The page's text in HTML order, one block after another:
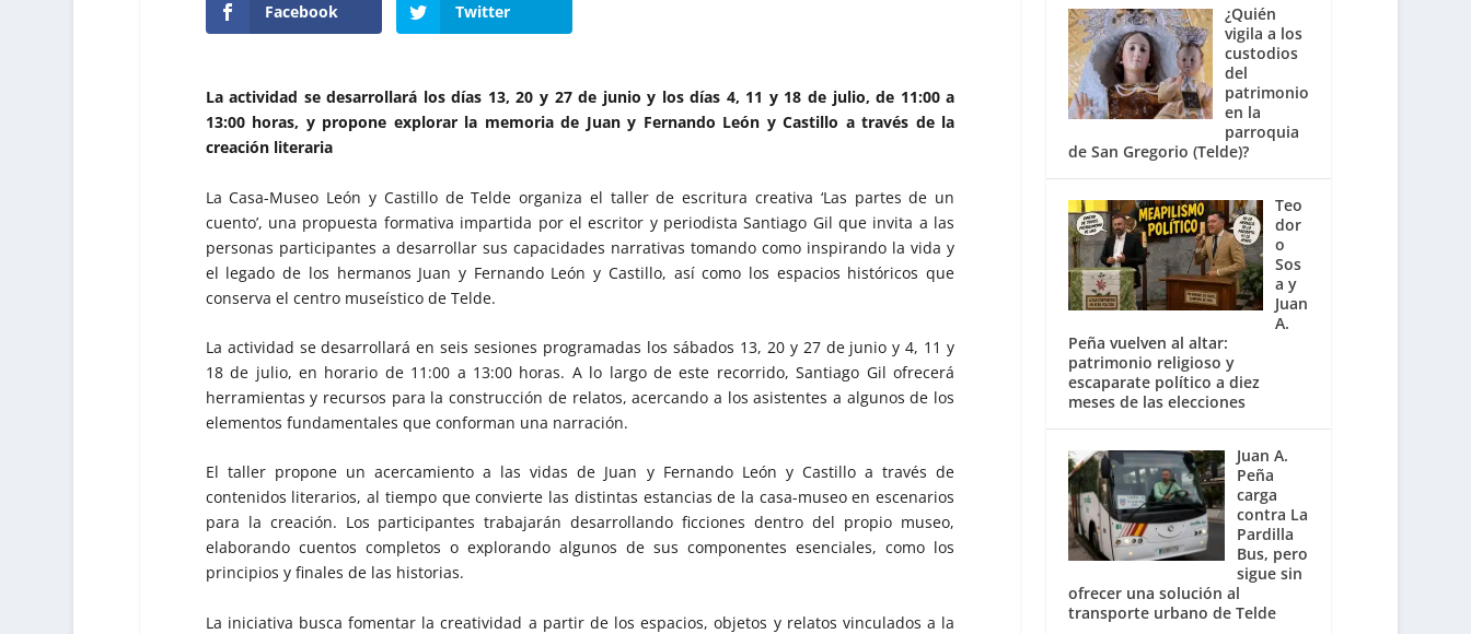
Facebook Twitter
La actividad se desarrollará los días 13, 20 y 27 de junio y los días 4, 11 y 18 de julio, de 11:00 a
13:00 horas, y propone explorar la memoria de Juan y Fernando León y Castillo a través de la
creación literaria
La Casa-Museo León y Castillo de Telde organiza el taller de escritura creativa ‘Las partes de un
cuento’, una propuesta formativa impartida por el escritor y periodista Santiago Gil que invita a las
personas participantes a desarrollar sus capacidades narrativas tomando como inspirando la vida y
el legado de los hermanos Juan y Fernando León y Castillo, así como los espacios históricos que
conserva el centro museístico de Telde.
La actividad se desarrollará en seis sesiones programadas los sábados 13, 20 y 27 de junio y 4, 11 y
18 de julio, en horario de 11:00 a 13:00 horas. A lo largo de este recorrido, Santiago Gil ofrecerá
herramientas y recursos para la construcción de relatos, acercando a los asistentes a algunos de los
elementos fundamentales que conforman una narración.
El taller propone un acercamiento a las vidas de Juan y Fernando León y Castillo a través de
contenidos literarios, al tiempo que convierte las distintas estancias de la casa-museo en escenarios
para la creación. Los participantes trabajarán desarrollando ficciones dentro del propio museo,
elaborando cuentos completos o explorando algunos de sus componentes esenciales, como los
principios y finales de las historias.
La iniciativa busca fomentar la creatividad a partir de los espacios, objetos y relatos vinculados a la
¿Quién
vigila a los
custodios
del
patrimonio
en la
parroquia
de San Gregorio (Telde)?
Teo
dor
o
Sos
a y
Juan
A.
Peña vuelven al altar:
patrimonio religioso y
escaparate político a diez
meses de las elecciones
Juan A.
Peña
carga
contra La
Pardilla
Bus, pero
sigue sin
ofrecer una solución al
transporte urbano de Telde